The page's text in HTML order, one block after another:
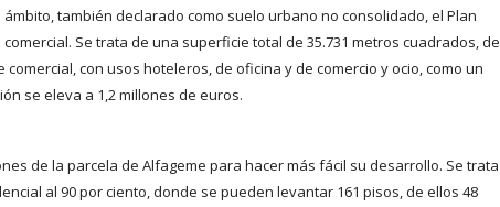
también declarado como suelo urbano no consolidado, el Plan
Se trata de una superficie total de 35.731 metros cuadrados, de
con usos hoteleros, de oficina y de comercio y ocio, como un
se eleva a 1,2 millones de euros.
de la parcela de Alfageme para hacer más fácil su desarrollo. Se trata
al 90 por ciento, donde se pueden levantar 161 pisos, de ellos 48